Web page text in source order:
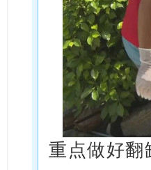
重点做好翻